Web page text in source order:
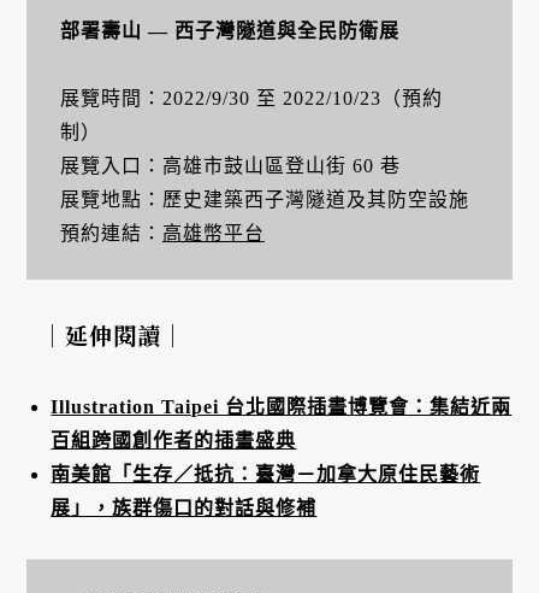
部署壽山 — 西子灣隧道與全民防衛展
展覽時間：2022/9/30 至 2022/10/23（預約
制）
展覽入口：高雄市鼓山區登山街 60 巷
展覽地點：歷史建築西子灣隧道及其防空設施
預約連結： 高雄幣平台
｜延伸閱讀｜
Illustration Taipei 台北國際插畫博覽會：集結近兩
百組跨國創作者的插畫盛典
南美館「生存／抵抗：臺灣－加拿大原住民藝術
展」，族群傷口的對話與修補